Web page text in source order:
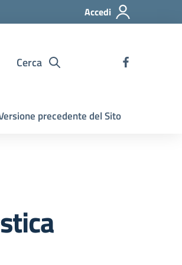
Accedi
Cerca
precedente del Sito